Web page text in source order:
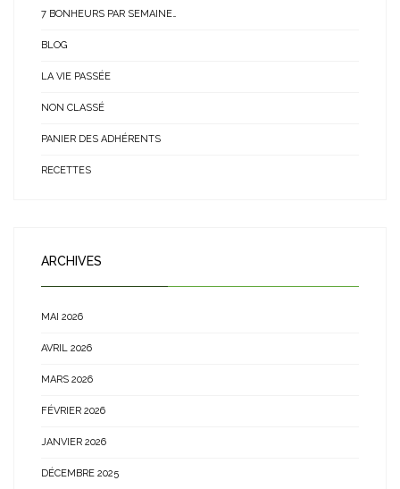
7 BONHEURS PAR SEMAINE…
BLOG
LA VIE PASSÉE
NON CLASSÉ
PANIER DES ADHÉRENTS
RECETTES
ARCHIVES
MAI 2026
AVRIL 2026
MARS 2026
FÉVRIER 2026
JANVIER 2026
DÉCEMBRE 2025